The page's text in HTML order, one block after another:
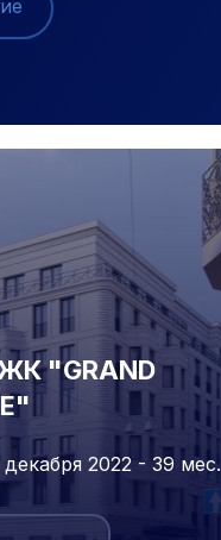
"GRAND
2022 - 39 мес.